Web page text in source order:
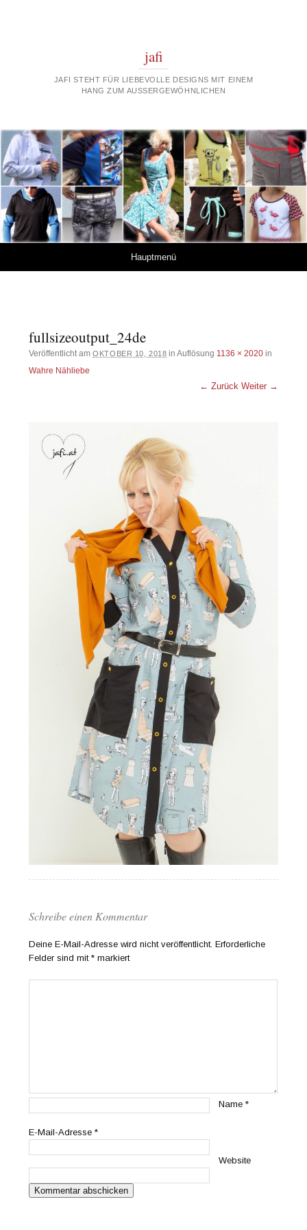
jafi
JAFI STEHT FÜR LIEBEVOLLE DESIGNS MIT EINEM
HANG ZUM AUSSERGEWÖHNLICHEN
Hauptmenü
fullsizeoutput_24de
Veröffentlicht amOKTOBER 10, 2018 in Auflösung 1136 × 2020 in
Wahre Nähliebe
← Zurück Weiter →
Schreibe einen Kommentar
Deine E-Mail-Adresse wird nicht veröffentlicht. Erforderliche
Felder sind mit* markiert
Name*
E-Mail-Adresse*
Website